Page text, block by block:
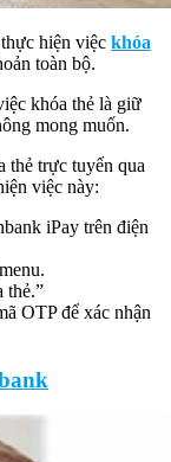
hiện việc khóa
toàn bộ.
khóa thẻ là giữ
mong muốn.
thẻ trực tuyến qua
việc này:
iPay trên điện
thẻ.”
OTP để xác nhận